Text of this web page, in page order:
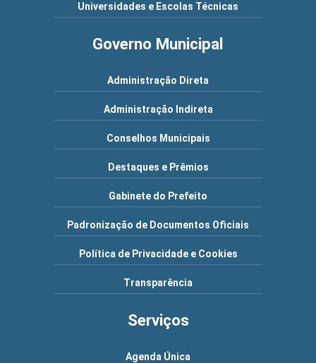
Universidades e Escolas Técnicas
Governo Municipal
Administração Direta
Administração Indireta
Conselhos Municipais
Destaques e Prêmios
Gabinete do Prefeito
Padronização de Documentos Oficiais
Política de Privacidade e Cookies
Transparência
Serviços
Agenda Única